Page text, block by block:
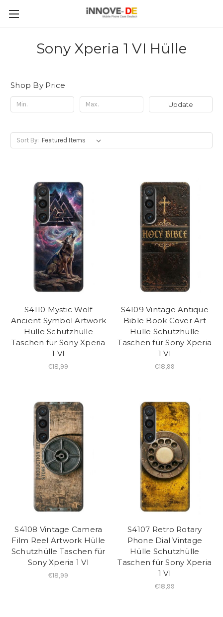
Sony Xperia 1 VI Hülle
Shop By Price
Update
Sort By:
S4110 Mystic Wolf
Ancient Symbol Artwork
Hülle Schutzhülle
Taschen für Sony Xperia
1 VI
€18,99
S4109 Vintage Antique
Bible Book Cover Art
Hülle Schutzhülle
Taschen für Sony Xperia
1 VI
€18,99
S4108 Vintage Camera
Film Reel Artwork Hülle
Schutzhülle Taschen für
Sony Xperia 1 VI
€18,99
S4107 Retro Rotary
Phone Dial Vintage
Hülle Schutzhülle
Taschen für Sony Xperia
1 VI
€18,99